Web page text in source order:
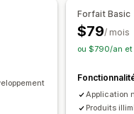
Personnalisation
Segments
Forfait Basic
$79/ mois
ou $790/an et
Application
Produits